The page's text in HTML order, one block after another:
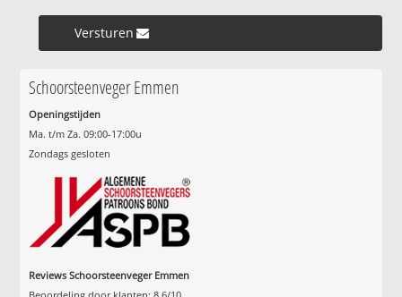
Versturen »
Schoorsteenveger Emmen
Openingstijden
Ma. t/m Za. 09:00-17:00u
Zondags gesloten
Reviews Schoorsteenveger Emmen